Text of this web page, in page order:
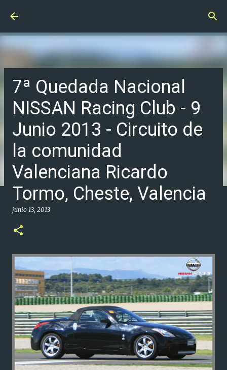
7ª Quedada Nacional
NISSAN Racing Club - 9
Junio 2013 - Circuito de
la comunidad
Valenciana Ricardo
Tormo, Cheste, Valencia
junio 13, 2013